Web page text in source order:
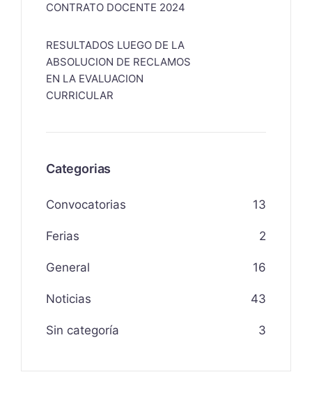
CONTRATO DOCENTE 2024
RESULTADOS LUEGO DE LA
ABSOLUCION DE RECLAMOS
EN LA EVALUACION
CURRICULAR
Categorias
Convocatorias 13
Ferias 2
General 16
Noticias 43
Sin categoría 3